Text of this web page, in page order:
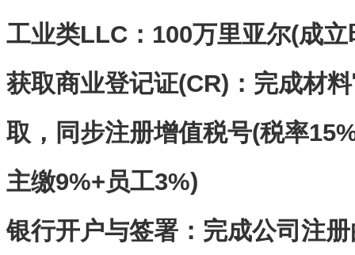
工业类LLC：100万里亚尔(成立
获取商业登记证(CR)‌：完成材
取，同步注册增值税号(税率
主缴9%+员工3%)
银行开户与签署‌：完成公司注